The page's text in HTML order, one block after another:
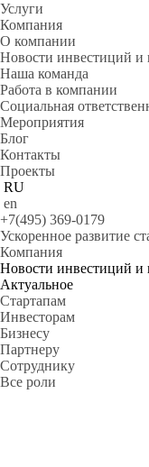
Услуги
Компания
О компании
Новости инвестиций и
Наша команда
Работа в компании
Социальная
Мероприятия
Блог
Контакты
Проекты
RU
en
+7(495) 369-0179
Ускоренное развитие
Компания
Новости инвестиций и
Актуальное
Стартапам
Инвесторам
Бизнесу
Партнеру
Сотруднику
Все роли